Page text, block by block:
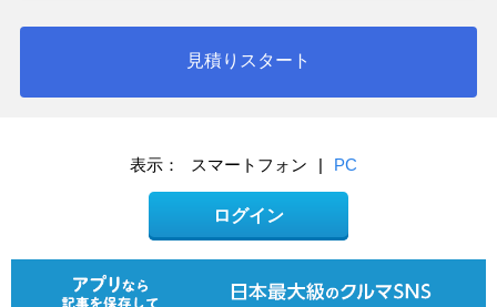
見積りスタート
表示： スマートフォン | PC
ログイン